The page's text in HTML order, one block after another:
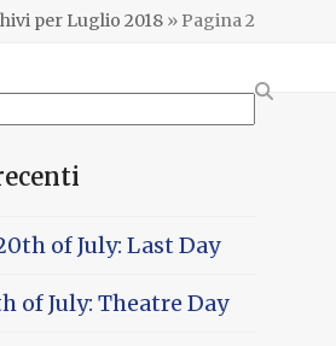
per Luglio 2018» Pagina 2
of July: Last Day
of July: Theatre Day